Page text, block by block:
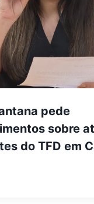
pede
sobre
do TFD em